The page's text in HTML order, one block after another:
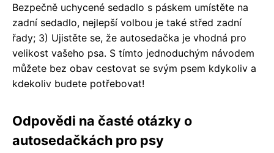
Bezpečně uchycené sedadlo s páskem umístěte na
zadní sedadlo, nejlepší volbou je také střed zadní
řady; 3) Ujistěte se, že autosedačka je vhodná pro
velikost vašeho psa. S tímto jednoduchým návodem
můžete bez obav cestovat se svým psem kdykoliv a
kdekoliv budete potřebovat!
Odpovědi na časté otázky o
autosedačkách pro psy